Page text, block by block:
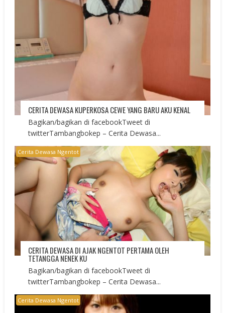
CERITA DEWASA KUPERKOSA CEWE YANG BARU AKU KENAL
Bagikan/bagikan di facebookTweet di
twitterTambangbokep – Cerita Dewasa...
Cerita Dewasa Ngentot
CERITA DEWASA DI AJAK NGENTOT PERTAMA OLEH
TETANGGA NENEK KU
Bagikan/bagikan di facebookTweet di
twitterTambangbokep – Cerita Dewasa...
Cerita Dewasa Ngentot